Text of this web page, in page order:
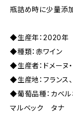
瓶詰め時に少量添加
◆生産年：2020年
◆種類：赤ワイン
◆生産者：ドメーヌ・
◆生産地：フランス
◆葡萄品種：カベ
マルベック タナ